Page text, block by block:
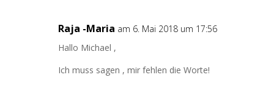
Raja -Maria am 6. Mai 2018 um 17:56
Hallo Michael ,
Ich muss sagen , mir fehlen die Worte!